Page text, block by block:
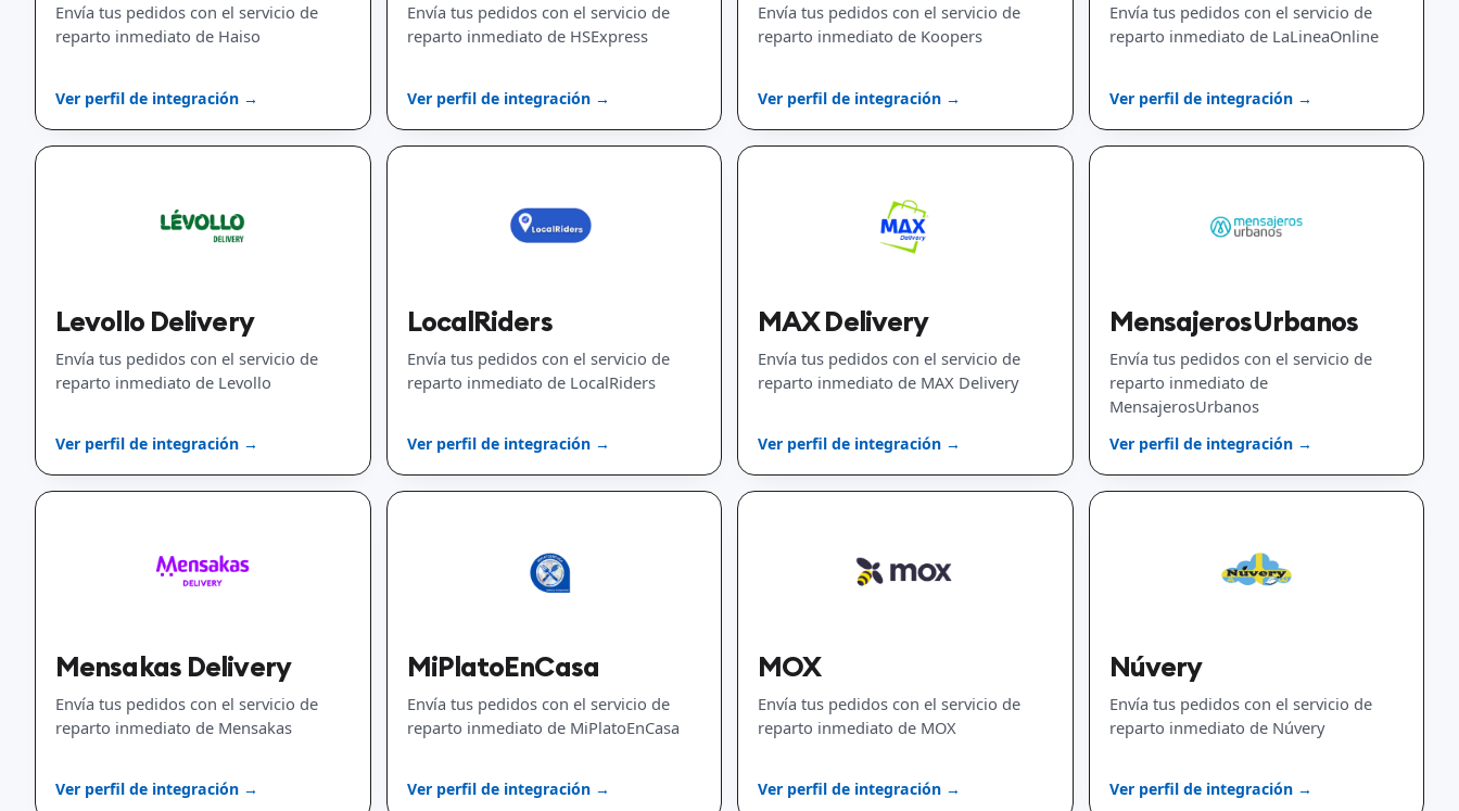
Envía tus pedidos con el servicio de
reparto inmediato de Haiso
Ver perfil de integración →
Envía tus pedidos con el servicio de
reparto inmediato de HSExpress
Ver perfil de integración →
Envía tus pedidos con el servicio de
reparto inmediato de Koopers
Ver perfil de integración →
Envía tus pedidos con el servicio de
reparto inmediato de LaLineaOnline
Ver perfil de integración →
Levollo Delivery
Envía tus pedidos con el servicio de
reparto inmediato de Levollo
Ver perfil de integración →
LocalRiders
Envía tus pedidos con el servicio de
reparto inmediato de LocalRiders
Ver perfil de integración →
MAX Delivery
Envía tus pedidos con el servicio de
reparto inmediato de MAX Delivery
Ver perfil de integración →
MensajerosUrbanos
Envía tus pedidos con el servicio de
reparto inmediato de
MensajerosUrbanos
Ver perfil de integración →
Mensakas Delivery
Envía tus pedidos con el servicio de
reparto inmediato de Mensakas
Ver perfil de integración →
MiPlatoEnCasa
Envía tus pedidos con el servicio de
reparto inmediato de MiPlatoEnCasa
Ver perfil de integración →
MOX
Envía tus pedidos con el servicio de
reparto inmediato de MOX
Ver perfil de integración →
Núvery
Envía tus pedidos con el servicio de
reparto inmediato de Núvery
Ver perfil de integración →